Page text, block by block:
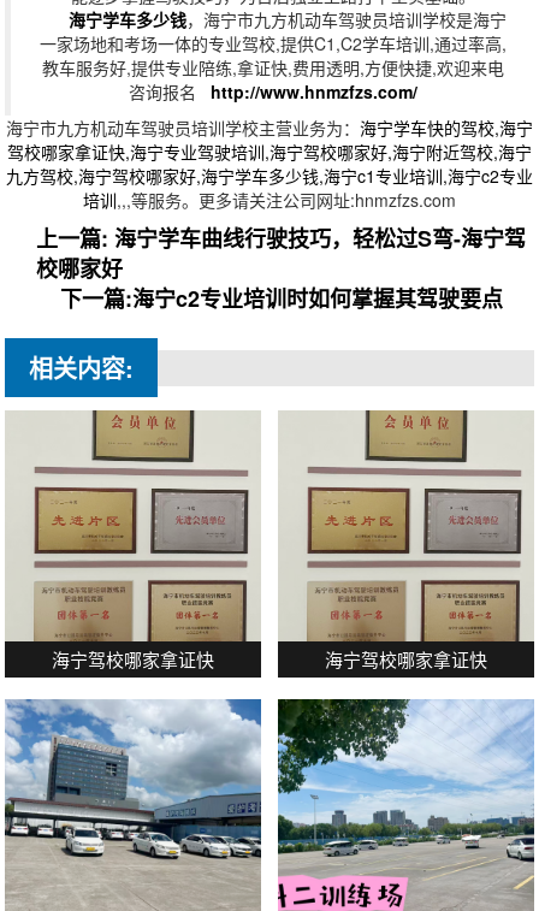
海宁学车多少钱，海宁市九方机动车驾驶员培训学校是海宁
一家场地和考场一体的专业驾校,提供C1,C2学车培训,通过率高,
教车服务好,提供专业陪练,拿证快,费用透明,方便快捷,欢迎来电
咨询报名 http://www.hnmzfzs.com/
海宁市九方机动车驾驶员培训学校主营业务为： 海宁学车快的驾校,海宁
驾校哪家拿证快,海宁专业驾驶培训,海宁驾校哪家好,海宁附近驾校,海宁
九方驾校,海宁驾校哪家好,海宁学车多少钱,海宁c1专业培训,海宁c2专业
培训,,,等服务。更多请关注公司网址:hnmzfzs.com
上一篇: 海宁学车曲线行驶技巧，轻松过S弯-海宁驾
校哪家好
下一篇:海宁c2专业培训时如何掌握其驾驶要点
相关内容:
海宁驾校哪家拿证快 海宁驾校哪家拿证快